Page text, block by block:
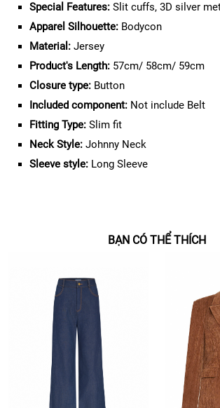
Special Features: Slit cuffs, 3D silver
Apparel Silhouette: Bodycon
Material: Jersey
Product's Length: 57cm/ 58cm/ 59cm
Closure type: Button
Included component: Not include Belt
Fitting Type: Slim fit
Neck Style: Johnny Neck
Sleeve style: Long Sleeve
BẠN CÓ THỂ THÍCH